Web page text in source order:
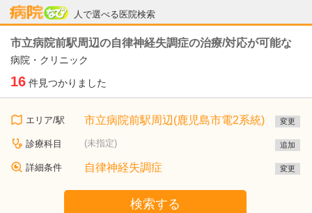
人で選べる医院検索
病院なび
市立病院前駅周辺の自律神経失調症の治療/対応が可能な
病院・クリニック
16 件見つかりました
エリア/駅 市立病院前駅周辺(鹿児島市電2系統) 変更
診療科目 (未指定) 追加
詳細条件 自律神経失調症 変更
検索する